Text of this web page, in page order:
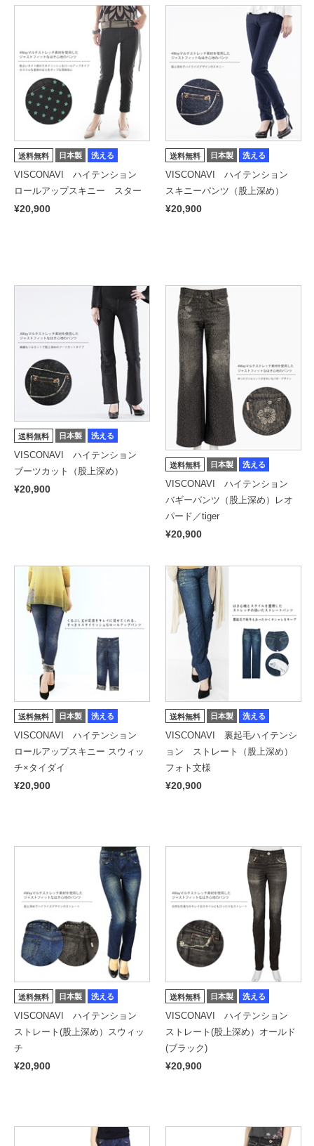
送料無料 日本製 洗える
VISCONAVI ハイテンション
ロールアップスキニー スター
¥20,900
送料無料 日本製 洗える
VISCONAVI ハイテンション
スキニーパンツ（股上深め）
¥20,900
送料無料 日本製 洗える
VISCONAVI ハイテンション
ブーツカット（股上深め）
¥20,900
送料無料 日本製 洗える
VISCONAVI ハイテンション
バギーパンツ（股上深め）レオ
パード／tiger
¥20,900
送料無料 日本製 洗える
VISCONAVI ハイテンション
ロールアップスキニー スウィッ
チ×タイダイ
¥20,900
送料無料 日本製 洗える
VISCONAVI 裏起毛ハイテンシ
ョン ストレート（股上深め）
フォト文様
¥20,900
送料無料 日本製 洗える
VISCONAVI ハイテンション
ストレート(股上深め）スウィッ
チ
¥20,900
送料無料 日本製 洗える
VISCONAVI ハイテンション
ストレート(股上深め）オールド
(ブラック)
¥20,900